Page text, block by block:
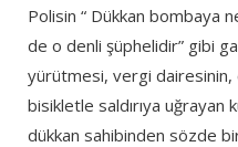
Polisin “ Dükkan bombaya
de o denli şüphelidir” gibi
yürütmesi, vergi dairesinin,
bisikletle saldırıya uğrayan
dükkan sahibinden sözde